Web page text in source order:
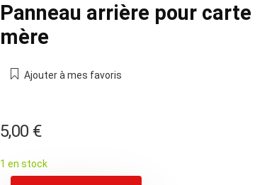
Panneau arrière pour carte
mère
Ajouter à mes favoris
5,00 €
1 en stock